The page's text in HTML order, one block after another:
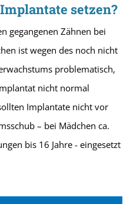
setzen?
gegangenen Zähnen bei
ist wegen des noch nicht
problematisch,
nicht normal
Implantate nicht vor
– bei Mädchen ca.
bis 16 Jahre - eingesetzt